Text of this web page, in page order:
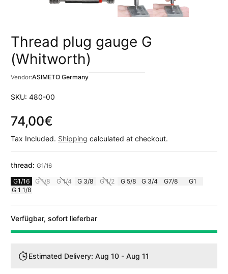
Thread plug gauge G
(Whitworth)
Vendor:ASIMETO Germany
SKU: 480-00
Regular Price
74,00€
Tax Included. Shipping calculated at checkout.
thread: G1/16
G1/16 G 1/8 G 1/4 G 3/8 G 1/2 G 5/8 G 3/4 G7/8
G1
G 1 1/8
Verfügbar, sofort lieferbar
Estimated Delivery: Aug 10 - Aug 11